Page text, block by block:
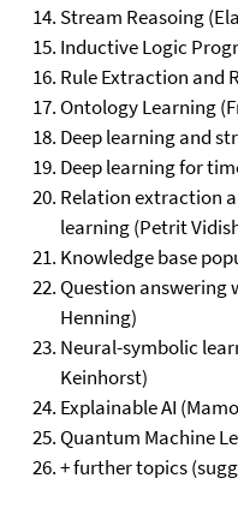
Stream Reasoing
Inductive Logic
Rule Extraction and
Ontology Learning
Deep learning and
Deep learning for
Relation extraction
learning (Petrit
Knowledge base
Question answering
Henning)
Neural-symbolic
Keinhorst)
Explainable AI
Quantum Machine
+ further topics